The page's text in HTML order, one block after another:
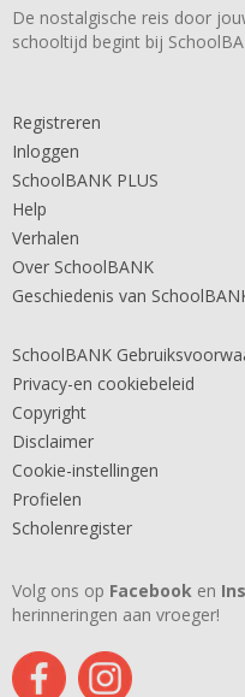
De nostalgische reis door
schooltijd begint bij
Registreren
Inloggen
SchoolBANK PLUS
Help
Verhalen
Over SchoolBANK
Geschiedenis van
SchoolBANK
Privacy-en cookiebeleid
Copyright
Disclaimer
Cookie-instellingen
Profielen
Scholenregister
Volg ons op Facebook en
herinneringen aan vroeger!